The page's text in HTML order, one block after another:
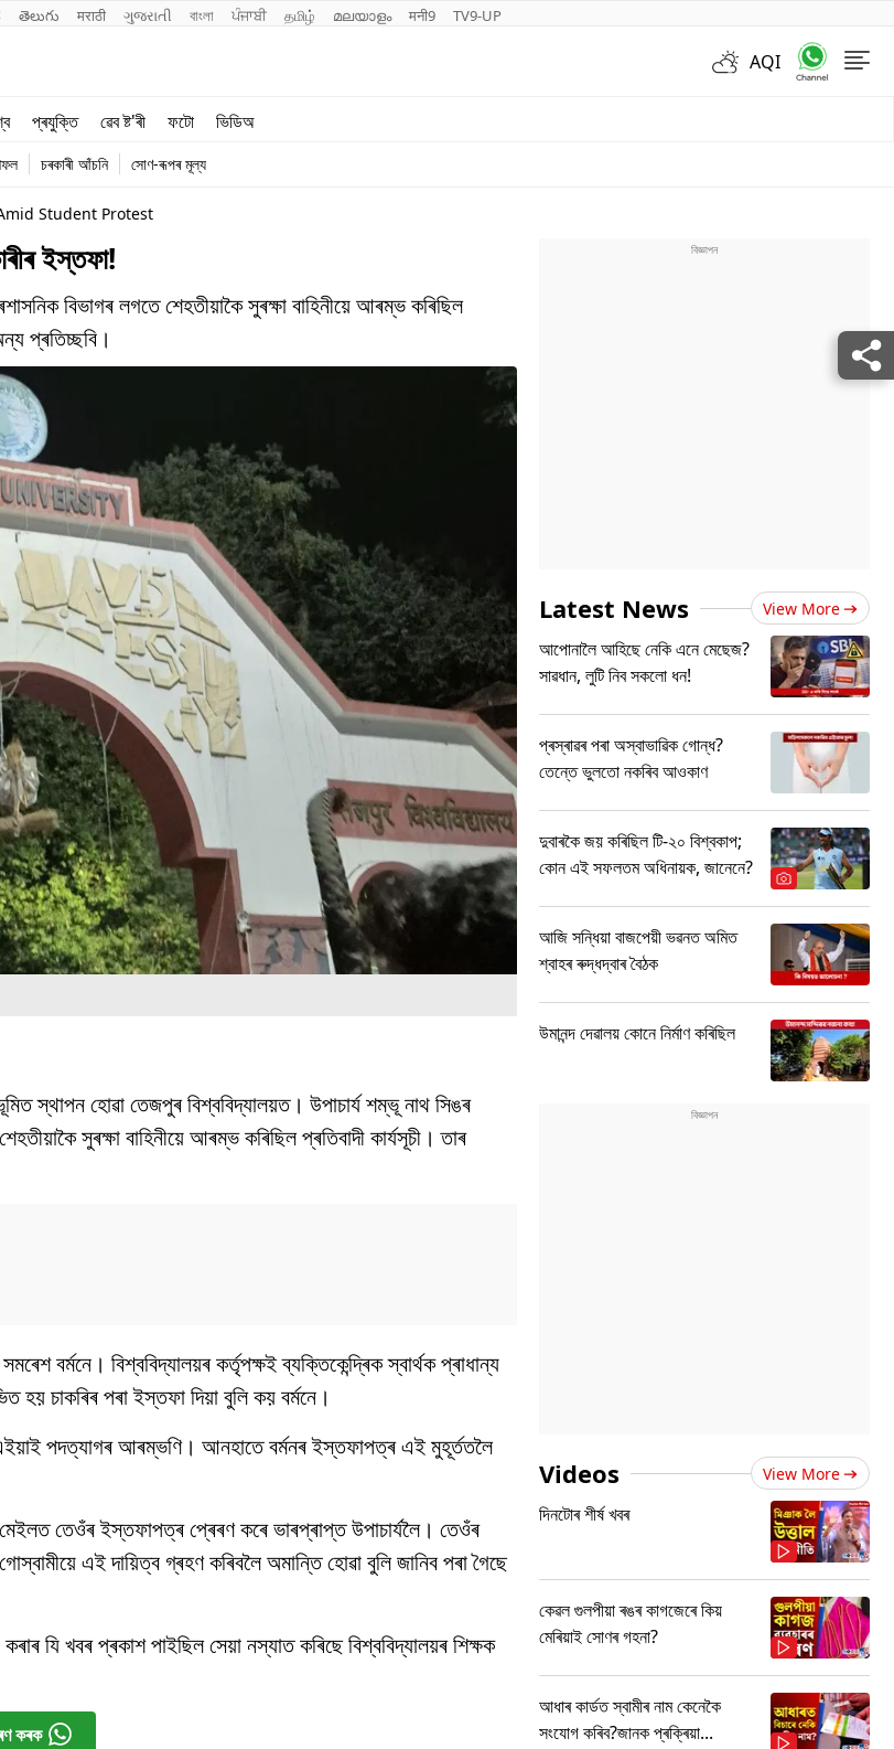
తెలుగు मराठी ગુજરાતી বাংলা ਪੰਜਾਬੀ தமிழ் മലയാളം मनी9 TV9-UP
AQI
প্ৰযুক্তি ৱেব ষ্ট'ৰী ফটো ভিডিঅ
খেল
জীৱনশৈলী
চৰকাৰী আঁচনি সোণ-ৰূপৰ মূল্য
Student Protest
ইস্তফা!
বিভাগৰ লগতে শেহতীয়াকৈ সুৰক্ষা বাহিনীয়ে আৰম্ভ কৰিছিল
প্ৰতিচ্ছবি।
স্থাপন হোৱা তেজপুৰ বিশ্ববিদ্যালয়ত। উপাচাৰ্য শম্ভূ নাথ সিঙৰ
সুৰক্ষা বাহিনীয়ে আৰম্ভ কৰিছিল প্ৰতিবাদী কাৰ্যসূচী। তাৰ
বৰ্মনে। বিশ্ববিদ্যালয়ৰ কৰ্তৃপক্ষই ব্যক্তিকেন্দ্ৰিক স্বার্থক প্ৰাধান্য
হয় চাকৰিৰ পৰা ইস্তফা দিয়া বুলি কয় বৰ্মনে।
এইয়াই পদত্যাগৰ আৰম্ভণি। আনহাতে বৰ্মনৰ ইস্তফাপত্ৰ এই মুহূৰ্ততলৈ
মেইলত তেওঁৰ ইস্তফাপত্ৰ প্ৰেৰণ কৰে ভাৰপ্ৰাপ্ত উপাচাৰ্যলৈ। তেওঁৰ
এই দায়িত্ব গ্ৰহণ কৰিবলৈ অমান্তি হোৱা বুলি জানিব পৰা গৈছে
যি খবৰ প্ৰকাশ পাইছিল সেয়া নস্যাত কৰিছে বিশ্ববিদ্যালয়ৰ শিক্ষক
কৰক
Latest News View More
আপোনালৈ আহিছে নেকি এনে মেছেজ?
সাৱধান, লুটি নিব সকলো ধন!
প্ৰস্ৰাৱৰ পৰা অস্বাভাৱিক গোন্ধ?
তেন্তে ভুলতো নকৰিব আওকাণ
দুবাৰকৈ জয় কৰিছিল টি-২০ বিশ্বকাপ;
কোন এই সফলতম অধিনায়ক, জানেনে?
আজি সন্ধিয়া বাজপেয়ী ভৱনত অমিত
শ্বাহৰ ৰুদ্ধদ্বাৰ বৈঠক
উমানন্দ দেৱালয় কোনে নিৰ্মাণ কৰিছিল
Videos View More
দিনটোৰ শীৰ্ষ খবৰ
কেৱল গুলপীয়া ৰঙৰ কাগজেৰে কিয়
মেৰিয়াই সোণৰ গহনা?
আধাৰ কাৰ্ডত স্বামীৰ নাম কেনেকৈ
সংযোগ কৰিব?জানক প্ৰক্ৰিয়া...